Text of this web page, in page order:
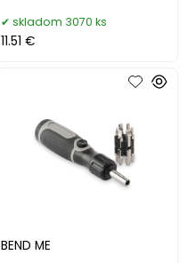
skladom 3070 ks
11.51 €
BEND ME